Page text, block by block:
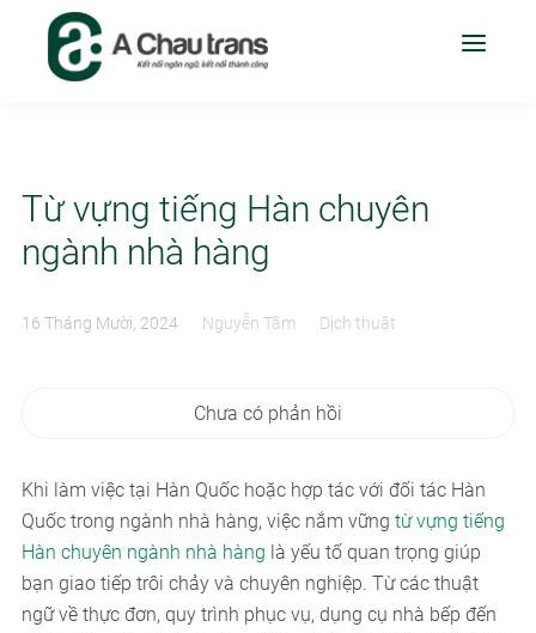
Từ vựng tiếng Hàn chuyên
ngành nhà hàng
16 Tháng Mười, 2024 Nguyễn Tâm Dịch thuật
Chưa có phản hồi
Khi làm việc tại Hàn Quốc hoặc hợp tác với đối tác Hàn
Quốc trong ngành nhà hàng, việc nắm vững từ vựng tiếng
Hàn chuyên ngành nhà hàng là yếu tố quan trọng giúp
bạn giao tiếp trôi chảy và chuyên nghiệp. Từ các thuật
ngữ về thực đơn, quy trình phục vụ, dụng cụ nhà bếp đến